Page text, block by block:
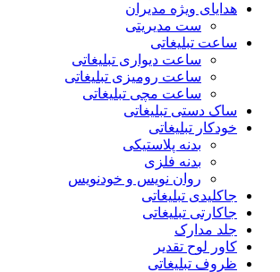
هدایای ويژه مدیران
ست مدیریتی
ساعت تبلیغاتی
ساعت دیواری تبلیغاتی
ساعت رومیزی تبلیغاتی
ساعت مچی تبلیغاتی
ساک دستی تبلیغاتی
خودکار تبلیغاتی
بدنه پلاستیکی
بدنه فلزی
روان نویس و خودنویس
جاکلیدی تبلیغاتی
جاکارتی تبلیغاتی
جلد مدارک
کاور لوح تقدیر
ظروف تبلیغاتی